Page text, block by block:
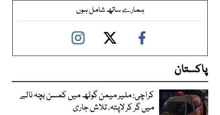
ہمارے ساتھ شامل ہوں
پاکستان
کراچی: ملیر میمن گوٹھ میں کمسن بچہ نالے
میں گر کر لاپتہ، تلاش جاری